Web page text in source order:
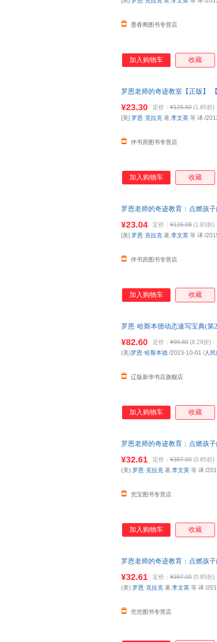
墨香阁图书专营店
加入购物车 收藏
罗恩老师的奇迹教室【正版】
¥23.30 定价： ¥126.60 (1.85折)
伴书房图书专营店
[美] 罗恩·克拉克 著,李文英 等 译 /
加入购物车 收藏
罗恩老师的奇迹教育：点燃孩
¥23.04 定价： ¥126.08 (1.83折)
伴书房图书专营店
[美] 罗恩·克拉克 著,李文英 等 译 /
加入购物车 收藏
罗恩·哈斯本德动态速写宝典(第
¥82.60 定价： ¥99.80 (8.28折)
辽版新华书店旗舰店
(美)罗恩·哈斯本德 /2023-10-01 /人
加入购物车 收藏
罗恩老师的奇迹教育：点燃孩
¥32.61 定价： ¥387.00 (0.85折)
兜宝图书专营店
(美) 罗恩·克拉克 著,李文英 等 译 /
加入购物车 收藏
罗恩老师的奇迹教育：点燃孩
¥32.61 定价： ¥387.00 (0.85折)
兜兜图书专营店
(美) 罗恩·克拉克 著,李文英 等 译 /